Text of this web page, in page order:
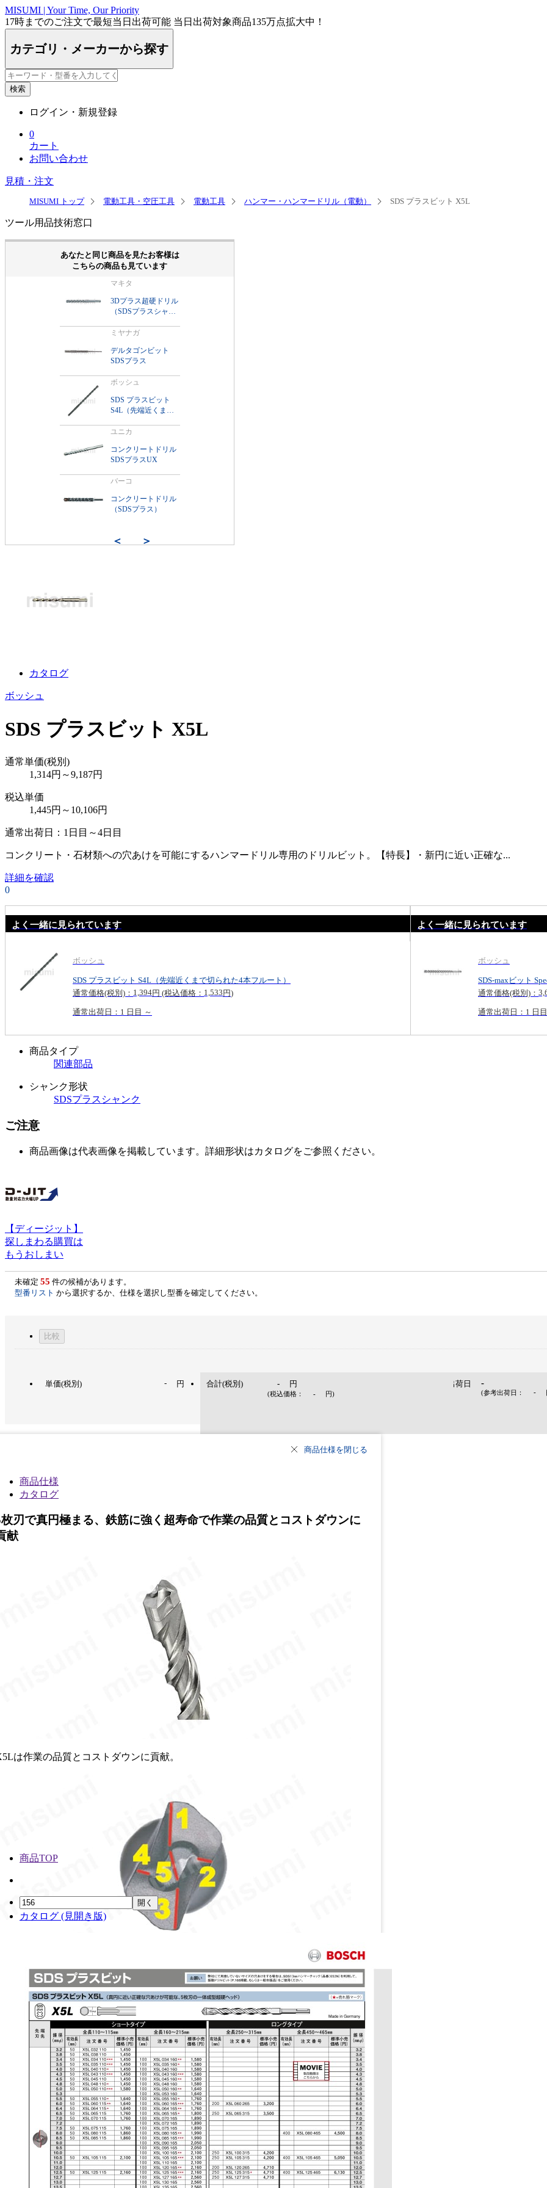
MISUMI | Your Time, Our Priority
17時までのご注文で最短当日出荷可能 当日出荷対象商品135万点拡大中！
カテゴリ・メーカーから探す
検索
ログイン・新規登録
0
カート
お問い合わせ
見積・注文
MISUMI トップ 電動工具・空圧工具 電動工具 ハンマー・ハンマードリル（電動） SDS プラスビット X5L
ツール用品技術窓口
あなたと同じ商品を見たお客様は
こちらの商品も見ています
マキタ
3Dプラス超硬ドリル
（SDSプラスシャン
ミヤナガ
デルタゴンビット
SDSプラス
ボッシュ
SDS プラスビット
S4L（先端近くまで
ト）
ユニカ
コンクリートドリル
SDSプラスUX
バーコ
コンクリートドリル
（SDSプラス）
＜ ＞
カタログ
ボッシュ
SDS プラスビット X5L
通常単価(税別)
1,314円 ～9,187円
税込単価
1,445円 ～ 10,106円
通常出荷日： 1日目～4日目
コンクリート・石材類への穴あけを可能にするハンマードリル専用のドリルビット。【特長】・新円に近い正確な...
詳細を確認
0
よく一緒に見られています
ボッシュ
SDS プラスビット S4L（先端近くまで切られた4本フルート）
通常価格(税別)： 1,394円 (税込価格： 1,533 円)
通常出荷日：1 日目 ～
よく一緒に見られています
ボッシュ
SDS-maxビット
通常価格(税別)：
通常出荷日：1 日目
商品タイプ
関連部品
シャンク形状
SDSプラスシャンク
ご注意
商品画像は代表画像を掲載しています。詳細形状はカタログをご参照ください。
【ディージット】
探しまわる購買は
もうおしまい
未確定 55 件の候補があります。
型番リスト から選択するか、仕様を選択し型番を確定してください。
比較
単価(税別) - 円 合計(税別) - 円
(税込価格： - 円)
出荷日 -
(参考出荷日： -
商品仕様を閉じる
商品仕様
カタログ
刃で真円極まる、鉄筋に強く超寿命で作業の品質とコストダウンに
献
は作業の品質とコストダウンに貢献。
刃で真円極まる。
開発5枚刃の一体成型超硬ヘッド
近年パワーアップの著しいハンマードリルの、強力な打撃力にもびくともしない
頑強さにより、最新のハンマードリルの能力を最大限発揮。デッキプレート貫通
作業や、鉄筋干渉によるチップの破損に強く、一般的なビットに比べて約2倍の
長寿命を実現。
作業コストが下がり、経済的。交差する4枚の刃は、真円に近い正確な穴あけが
可能で、穿孔中鉄筋に食いつかない。第5の刃（先端ポイント）は、容易に正確
な位置決めが可能。
設計 二重U溝構造のフルート
いフルート断面積と均一で滑らかな表面加工により、切粉を素早く排出。切粉のつ
りが発生しない。
商品TOP
開く
カタログ (見開き版)